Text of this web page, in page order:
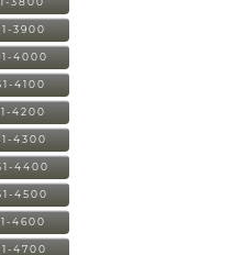
3900
4000
4100
4200
4300
4400
4500
4600
4700